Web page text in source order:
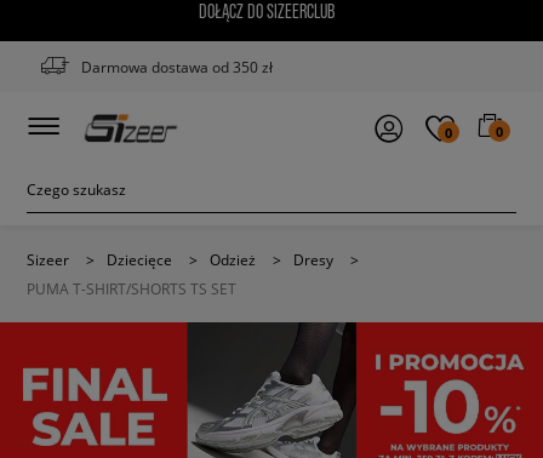
DOŁĄCZ DO SIZEERCLUB
Darmowa dostawa od 350 zł
0 0
Sizeer > Dziecięce > Odzież > Dresy
>
PUMA T-SHIRT/SHORTS TS SET